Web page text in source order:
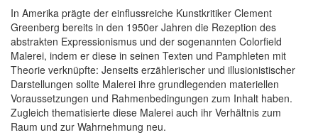
In Amerika prägte der einflussreiche Kunstkritiker Clement
Greenberg bereits in den 1950er Jahren die Rezeption des
abstrakten Expressionismus und der sogenannten Colorfield
Malerei, indem er diese in seinen Texten und Pamphleten mit
Theorie verknüpfte: Jenseits erzählerischer und illusionistischer
Darstellungen sollte Malerei ihre grundlegenden materiellen
Voraussetzungen und Rahmenbedingungen zum Inhalt haben.
Zugleich thematisierte diese Malerei auch ihr Verhältnis zum
Raum und zur Wahrnehmung neu.